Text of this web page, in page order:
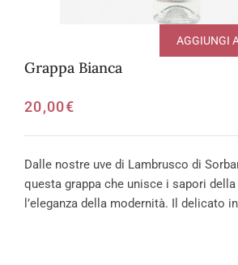
Grappa Bianca
20,00€
AGGIUNGI
Dalle nostre uve di Lambrusco di
questa grappa che unisce i sapori
l’eleganza della modernità. Il delicato